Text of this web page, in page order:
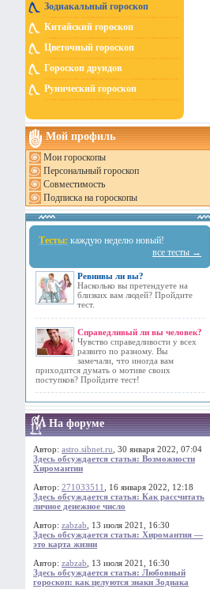
Зодиакальный гороскоп
Китайский гороскоп
Цветочный гороскоп
Гороскоп друидов
Рунический гороскоп
Мой профиль
Мои гороскопы
Персональный гороскоп
Совместимость
Подписка на гороскопы
Тесты: каждую неделю новый!
все тесты →
Ревнивы ли вы?
Насколько вы претендуете на
близких вам людей? Пройдите
тест.
Справедливый ли вы человек?
Чувство справедливости у всех
развито по разному. Вы
замечали, что иногда вам
приходится думать о мотиве своих
поступков? Пройдите тест!
На форуме
Автор: astro.sibnet.ru , 30 января 2022, 07:04
Здесь обсуждается статья: Возможности
Хиромантии
Автор: 271033511
, 16 января 2022, 12:18
Здесь обсуждается статья: Как рассчитать
личное денежное число
Автор: zabzab , 13 июля 2021, 16:30
Здесь обсуждается статья: Хиромантия —
это карта жизни
Автор: zabzab , 13 июля 2021, 16:30
Здесь обсуждается статья: Любовный
гороскоп: как целуются знаки Зодиака